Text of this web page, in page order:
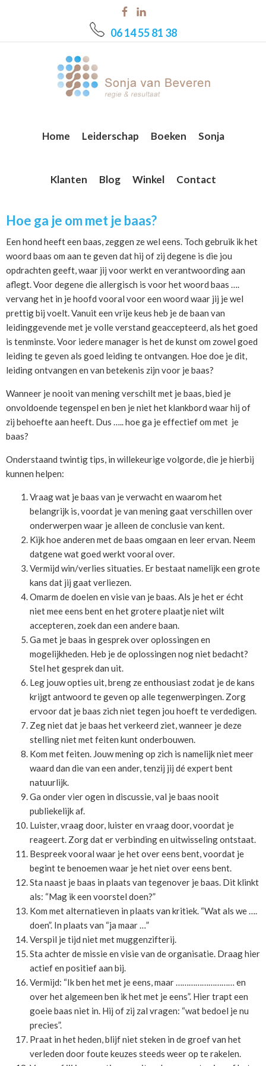
06 14 55 81 38
Home Leiderschap Boeken Sonja
Klanten Blog Winkel Contact
Hoe ga je om met je baas?
Een hond heeft een baas, zeggen ze wel eens. Toch gebruik ik het
woord baas om aan te geven dat hij of zij degene is die jou
opdrachten geeft, waar jij voor werkt en verantwoording aan
aflegt. Voor degene die allergisch is voor het woord baas ….
vervang het in je hoofd vooral voor een woord waar jij je wel
prettig bij voelt. Vanuit een vrije keus heb je de baan van
leidinggevende met je volle verstand geaccepteerd, als het goed
is tenminste. Voor iedere manager is het de kunst om zowel goed
leiding te geven als goed leiding te ontvangen. Hoe doe je dit,
leiding ontvangen en van betekenis zijn voor je baas?
Wanneer je nooit van mening verschilt met je baas, bied je
onvoldoende tegenspel en ben je niet het klankbord waar hij of
zij behoefte aan heeft. Dus ….. hoe ga je effectief om met je
baas?
Onderstaand twintig tips, in willekeurige volgorde, die je hierbij
kunnen helpen:
Vraag wat je baas van je verwacht en waarom het
belangrijk is, voordat je van mening gaat verschillen over
onderwerpen waar je alleen de conclusie van kent.
Kijk hoe anderen met de baas omgaan en leer ervan. Neem
datgene wat goed werkt vooral over.
Vermijd win/verlies situaties. Er bestaat namelijk een grote
kans dat jij gaat verliezen.
Omarm de doelen en visie van je baas. Als je het er écht
niet mee eens bent en het grotere plaatje niet wilt
accepteren, zoek dan een andere baan.
Ga met je baas in gesprek over oplossingen en
mogelijkheden. Heb je de oplossingen nog niet bedacht?
Stel het gesprek dan uit.
Leg jouw opties uit, breng ze enthousiast zodat je de kans
krijgt antwoord te geven op alle tegenwerpingen. Zorg
ervoor dat je baas zich niet tegen jou hoeft te verdedigen.
Zeg niet dat je baas het verkeerd ziet, wanneer je deze
stelling niet met feiten kunt onderbouwen.
Kom met feiten. Jouw mening op zich is namelijk niet meer
waard dan die van een ander, tenzij jij dé expert bent
natuurlijk.
Ga onder vier ogen in discussie, val je baas nooit
publiekelijk af.
Luister, vraag door, luister en vraag door, voordat je
reageert. Zorg dat er verbinding en uitwisseling ontstaat.
Bespreek vooral waar je het over eens bent, voordat je
begint te benoemen waar je het niet over eens bent.
Sta naast je baas in plaats van tegenover je baas. Dit klinkt
als: “Mag ik een voorstel doen?”
Kom met alternatieven in plaats van kritiek. “Wat als we ….
doen”. In plaats van “ja maar …”
Verspil je tijd niet met muggenzifterij.
Sta achter de missie en visie van de organisatie. Draag hier
actief en positief aan bij.
Vermijd: “Ik ben het met je eens, maar ……………………… en
over het algemeen ben ik het met je eens”. Hier trapt een
goeie baas niet in. Hij of zij zal vragen: “wat bedoel je nu
precies”.
Praat in het heden, blijf niet steken in de groef van het
verleden door foute keuzes steeds weer op te rakelen.